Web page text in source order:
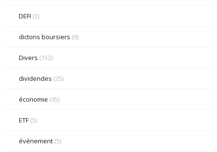
DEFI (3)
dictons boursiers (9)
Divers (152)
dividendes (25)
économie (45)
ETF (5)
événement (5)